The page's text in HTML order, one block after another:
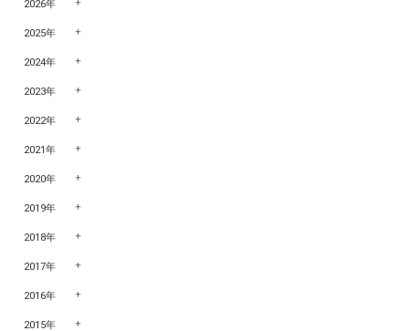
2026年
2025年
2024年
2023年
2022年
2021年
2020年
2019年
2018年
2017年
2016年
2015年